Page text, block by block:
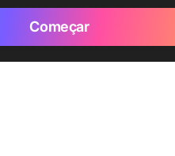
Começar